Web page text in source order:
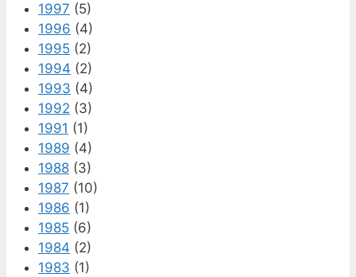
1997 (5)
1996 (4)
1995 (2)
1994 (2)
1993 (4)
1992 (3)
1991 (1)
1989 (4)
1988 (3)
1987 (10)
1986 (1)
1985 (6)
1984 (2)
1983 (1)